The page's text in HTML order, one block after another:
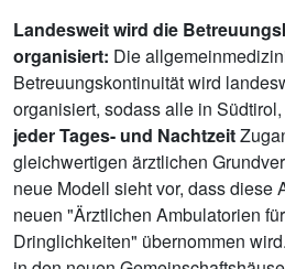
Landesweit wird die
organisiert: Die
Betreuungskontinuität wird
organisiert, sodass alle in
jeder Tages- und Nachtzeit
gleichwertigen ärztlichen
neue Modell sieht vor, dass diese
neuen "Ärztlichen Ambulatorien
Dringlichkeiten" übernommen